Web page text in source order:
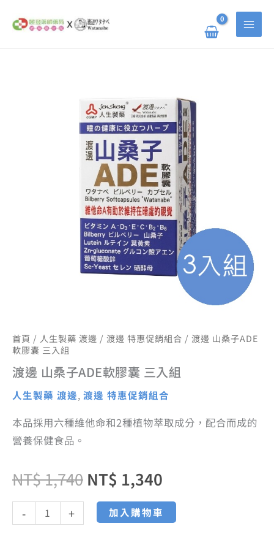
首頁 / 人生製藥 渡邊 / 渡邊 特惠促銷組合 / 渡邊 山桑子ADE
軟膠囊 三入組
渡邊 山桑子ADE軟膠囊 三入組
人生製藥 渡邊, 渡邊 特惠促銷組合
本品採用六種維他命和2種植物萃取成分，配合而成的
營養保健食品。
NT$1,740
始
價
格：
NT$ 1,740。
NT$ 1,340
前
價
格：
NT$ 1,340。
- + 加入購物車
尋